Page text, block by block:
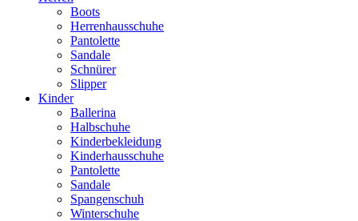
Boots
Herrenhausschuhe
Pantolette
Sandale
Schnürer
Slipper
Kinder
Ballerina
Halbschuhe
Kinderbekleidung
Kinderhausschuhe
Pantolette
Sandale
Spangenschuh
Winterschuhe